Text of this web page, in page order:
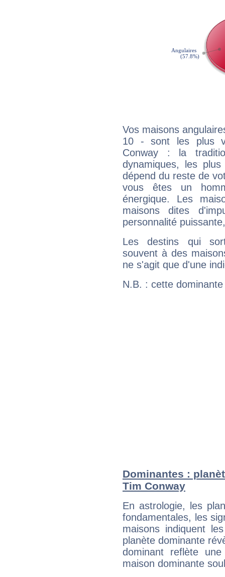
Vos maisons
10 - sont les plus
Conway : la
dynamiques, les
dépend du reste de
vous êtes un
énergique. Les
maisons dites
personnalité
Les destins qui
souvent à des
ne s'agit que d'une
N.B. : cette
Dominantes :
Tim Conway
En astrologie, les
fondamentales, les
maisons indiquent
planète dominante
dominant reflète
maison dominante